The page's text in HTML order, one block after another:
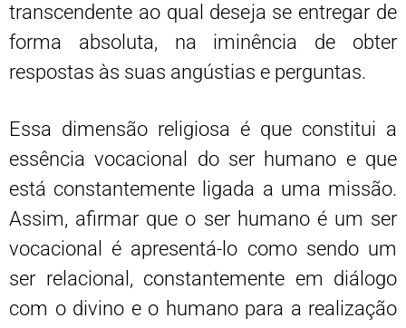
transcendente ao qual deseja se entregar de
forma absoluta, na iminência de obter
respostas às suas angústias e perguntas.
Essa dimensão religiosa é que constitui a
essência vocacional do ser humano e que
está constantemente ligada a uma missão.
Assim, afirmar que o ser humano é um ser
vocacional é apresentá-lo como sendo um
ser relacional, constantemente em diálogo
com o divino e o humano para a realização